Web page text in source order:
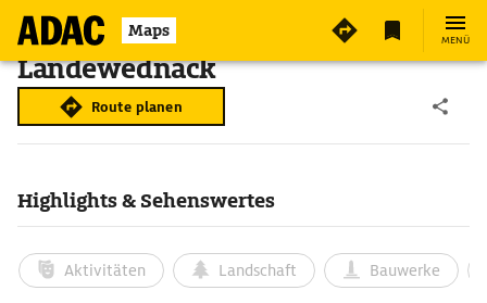
Maps MENÜ
Landewednack
Route planen
Highlights & Sehenswertes
Aktivitäten Landschaft Bauwerke